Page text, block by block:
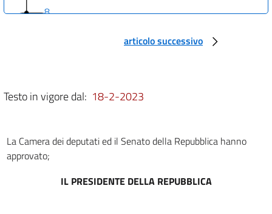
8
articolo successivo
Testo in vigore dal: 18-2-2023
La Camera dei deputati ed il Senato della Repubblica hanno
approvato;
IL PRESIDENTE DELLA REPUBBLICA